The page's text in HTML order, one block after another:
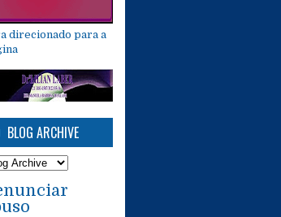
direcionado para a
BLOG ARCHIVE